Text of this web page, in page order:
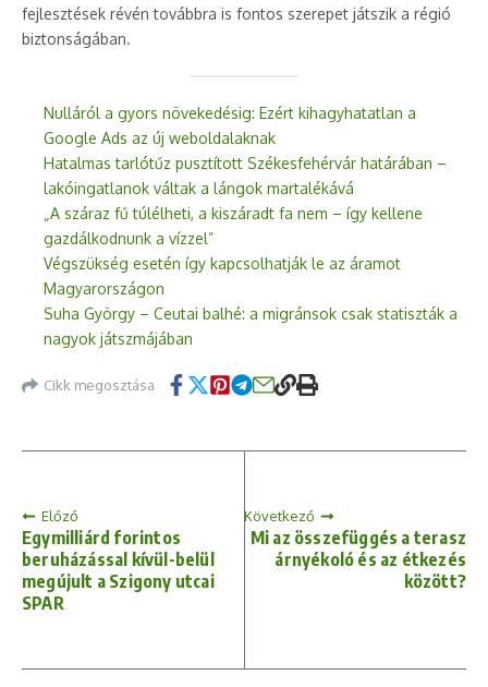
fejlesztések révén továbbra is fontos szerepet játszik a régió
biztonságában.
Nulláról a gyors növekedésig: Ezért kihagyhatatlan a
Google Ads az új weboldalaknak
Hatalmas tarlótűz pusztított Székesfehérvár határában –
lakóingatlanok váltak a lángok martalékává
„A száraz fű túlélheti, a kiszáradt fa nem – így kellene
gazdálkodnunk a vízzel”
Végszükség esetén így kapcsolhatják le az áramot
Magyarországon
Suha György – Ceutai balhé: a migránsok csak statiszták a
nagyok játszmájában
Cikk megosztása
Előző
Egymilliárd forintos
beruházással kívül-belül
megújult a Szigony utcai
SPAR
Következő
Mi az összefüggés a terasz
árnyékoló és az étkezés
között?